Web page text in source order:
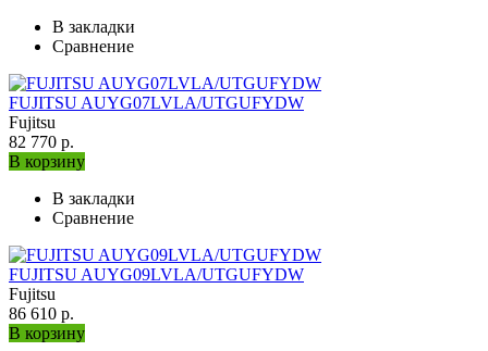
В закладки
Сравнение
FUJITSU AUYG07LVLA/UTGUFYDW
Fujitsu
82 770 р.
В корзину
В закладки
Сравнение
FUJITSU AUYG09LVLA/UTGUFYDW
Fujitsu
86 610 р.
В корзину